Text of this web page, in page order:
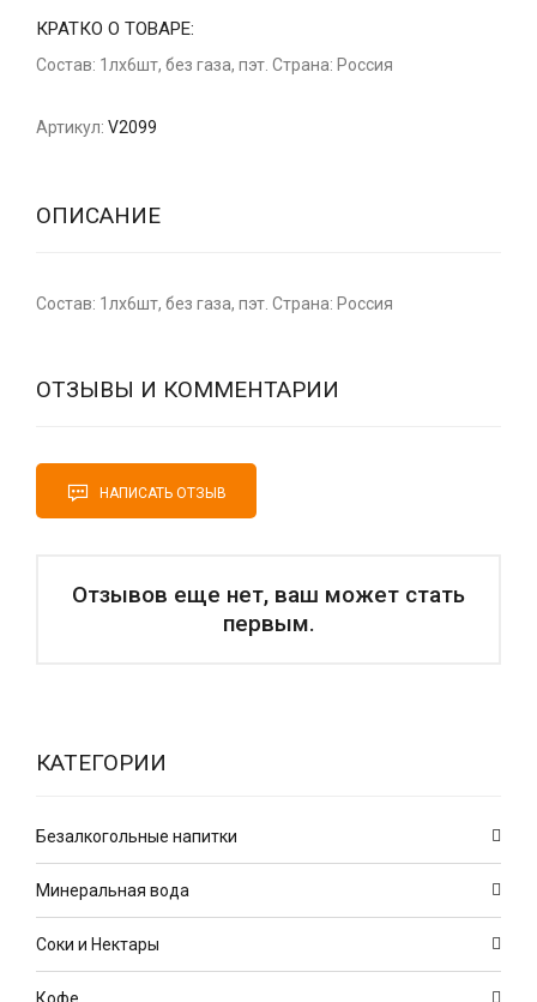
КРАТКО О ТОВАРЕ:
Состав: 1лх6шт, без газа, пэт. Страна: Россия
Артикул: V2099
ОПИСАНИЕ
Состав: 1лх6шт, без газа, пэт. Страна: Россия
ОТЗЫВЫ И КОММЕНТАРИИ
НАПИСАТЬ ОТЗЫВ
Отзывов еще нет, ваш может стать
первым.
КАТЕГОРИИ
Безалкогольные напитки
Минеральная вода
Соки и Нектары
Кофе